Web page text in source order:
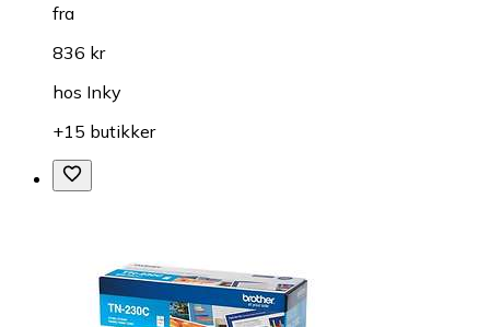
fra
836 kr
hos Inky
+15 butikker